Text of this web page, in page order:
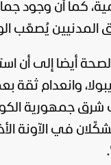
كما أن وجود
المدنيين يُصعّب
أيضا إلى أن
وانعدام ثقة
شرق جمهورية
في الآونة